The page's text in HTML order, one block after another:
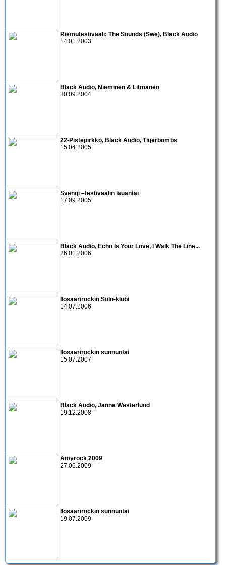
Riemufestivaali: The Sounds (Swe), Black Audio
14.01.2003
Black Audio, Nieminen & Litmanen
30.09.2004
22-Pistepirkko, Black Audio, Tigerbombs
15.04.2005
Svengi –festivaalin lauantai
17.09.2005
Black Audio, Echo Is Your Love, I Walk The Line...
26.01.2006
Ilosaarirockin Sulo-klubi
14.07.2006
Ilosaarirockin sunnuntai
15.07.2007
Black Audio, Janne Westerlund
19.12.2008
Ämyrock 2009
27.06.2009
Ilosaarirockin sunnuntai
19.07.2009